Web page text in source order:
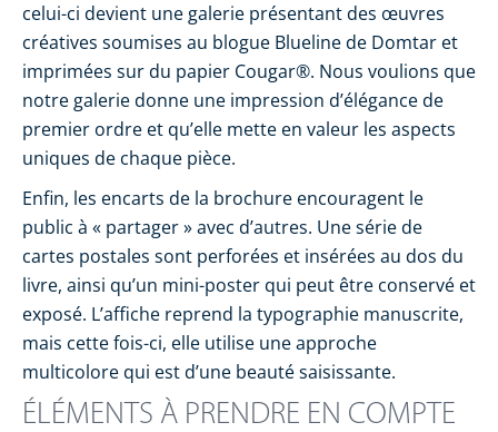
celui-ci devient une galerie présentant des œuvres
créatives soumises au blogue Blueline de Domtar et
imprimées sur du papier Cougar®. Nous voulions que
notre galerie donne une impression d’élégance de
premier ordre et qu’elle mette en valeur les aspects
uniques de chaque pièce.
Enfin, les encarts de la brochure encouragent le
public à « partager » avec d’autres. Une série de
cartes postales sont perforées et insérées au dos du
livre, ainsi qu’un mini-poster qui peut être conservé et
exposé. L’affiche reprend la typographie manuscrite,
mais cette fois-ci, elle utilise une approche
multicolore qui est d’une beauté saisissante.
ÉLÉMENTS À PRENDRE EN COMPTE